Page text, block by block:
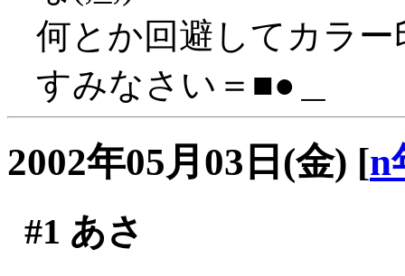
何とか回避してカラ
すみなさい＝■●＿
2002年05月03日(金) [n
#1 あさ